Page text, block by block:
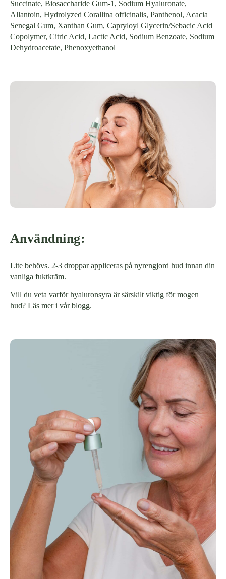
Succinate, Biosaccharide Gum-1, Sodium Hyaluronate,
Allantoin, Hydrolyzed Corallina officinalis, Panthenol, Acacia
Senegal Gum, Xanthan Gum, Capryloyl Glycerin/Sebacic Acid
Copolymer, Citric Acid, Lactic Acid, Sodium Benzoate, Sodium
Dehydroacetate, Phenoxyethanol
Användning:
Lite behövs. 2-3 droppar appliceras på nyrengjord hud innan din
vanliga fuktkräm.
Vill du veta varför hyaluronsyra är särskilt viktig för mogen
hud? Läs mer i vår blogg.